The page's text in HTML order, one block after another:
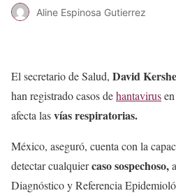
Aline Espinosa Gutierrez
El secretario de Salud, David
han registrado casos dehantavirusen
afecta lasvías respiratorias.
México, aseguró, cuenta con la
detectar cualquiercaso sospechoso,
Diagnóstico y Referencia